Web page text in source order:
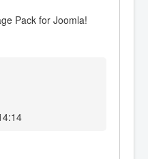
Pack for Joomla!